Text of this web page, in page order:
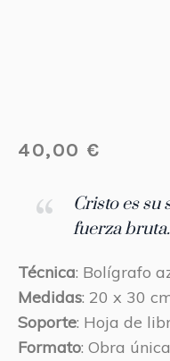
40,00 €
Cristo es su
fuerza
Técnica: Bolígrafo
Medidas: 20 x 30
Soporte: Hoja de
Formato: Obra única